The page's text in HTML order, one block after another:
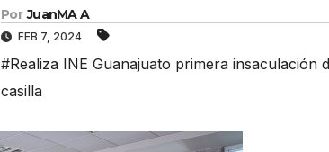
Por JuanMA A
FEB 7, 2024
#Realiza INE Guanajuato primera insaculación
casilla